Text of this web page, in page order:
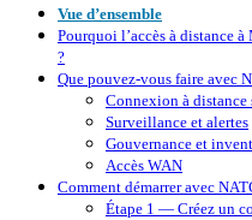
Vue d’ensemble
Pourquoi l’accès à distance
?
Que pouvez-vous faire avec
Connexion à distance
Surveillance et alertes
Gouvernance et
Accès WAN
Comment démarrer avec
Étape 1 — Créez un